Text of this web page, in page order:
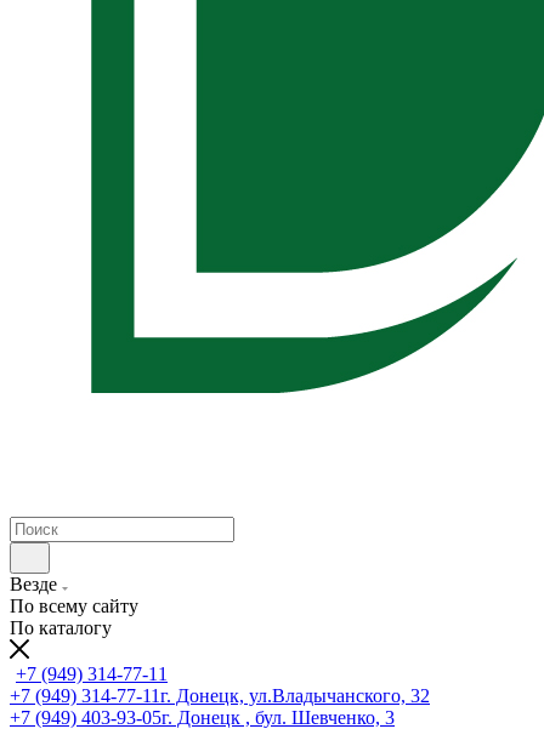
Везде
По всему сайту
По каталогу
+7 (949) 314-77-11
+7 (949) 314-77-11г. Донецк, ул.Владычанского, 32
+7 (949) 403-93-05г. Донецк , бул. Шевченко, 3